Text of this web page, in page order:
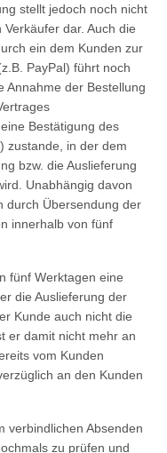
stellt jedoch noch nicht
dar. Auch die
ein dem Kunden zur
PayPal) führt noch
Annahme der Bestellung
Bestätigung des
zustande, in der dem
bzw. die Auslieferung
Unabhängig davon
durch Übersendung der
innerhalb von fünf
fünf Werktagen eine
die Auslieferung der
Kunde auch nicht die
er damit nicht mehr an
vom Kunden
an den Kunden
verbindlichen Absenden
zu prüfen und